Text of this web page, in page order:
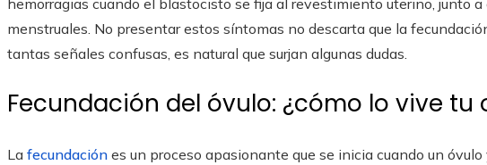
hemorragias cuando el blastocisto se fija al revestimiento uterino, junto
menstruales. No presentar estos síntomas no descarta que la
tantas señales confusas, es natural que surjan algunas dudas.
Fecundación del óvulo: ¿cómo lo vive tu
La fecundación es un proceso apasionante que se inicia cuando un